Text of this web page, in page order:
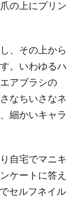
の上にプリン
、その上から
。いわゆるハ
アブラシの
なちいさなネ
細かいキャラ
自宅でマニキ
ケートに答え
セルフネイル